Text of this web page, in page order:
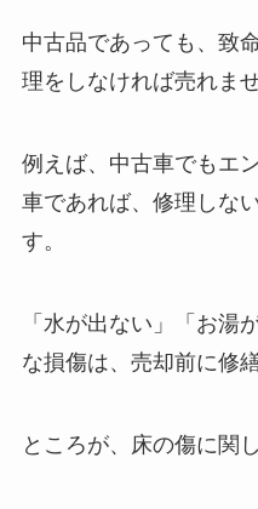
中古品であっても、致
理をしなければ売れませ
例えば、中古車でもエ
車であれば、修理しな
す。
「水が出ない」「お湯
な損傷は、売却前に修
ところが、床の傷に関